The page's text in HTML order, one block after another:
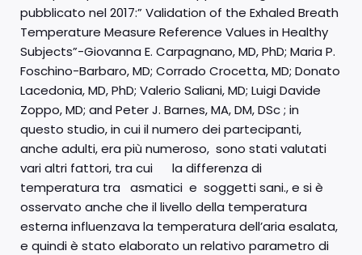
pubblicato nel 2017:” Validation of the Exhaled Breath
Temperature Measure Reference Values in Healthy
Subjects”-Giovanna E. Carpagnano, MD, PhD; Maria P.
Foschino-Barbaro, MD; Corrado Crocetta, MD; Donato
Lacedonia, MD, PhD; Valerio Saliani, MD; Luigi Davide
Zoppo, MD; and Peter J. Barnes, MA, DM, DSc ; in
questo studio, in cui il numero dei partecipanti,
anche adulti, era più numeroso, sono stati valutati
vari altri fattori, tra cui la differenza di
temperatura tra asmatici e soggetti sani., e si è
osservato anche che il livello della temperatura
esterna influenzava la temperatura dell’aria esalata,
e quindi è stato elaborato un relativo parametro di